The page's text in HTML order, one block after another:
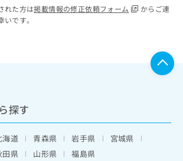
れた方は掲載情報の修正依頼フォーム
からご連
です。
探す
海道 青森県 岩手県
宮城県
田県
山形県
福島県